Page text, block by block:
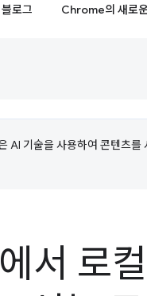
블로그 Chrome의 새로
AI 기술을 사용하여 콘텐츠를
서 로